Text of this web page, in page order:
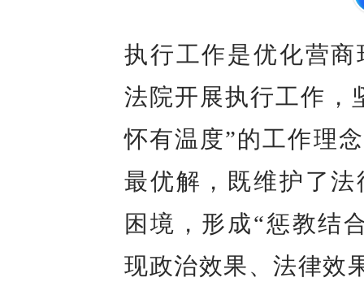
执行工作是优化营
法院开展执行工作，
怀有温度”的工作理
最优解，既维护了
困境，形成“惩教结
现政治效果、法律效